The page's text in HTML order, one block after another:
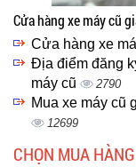
Cửa hàng xe máy cũ
Cửa hàng xe
Địa điểm đăng
máy cũ
2790
Mua xe máy cũ
12699
CHỌN MUA HÀNG